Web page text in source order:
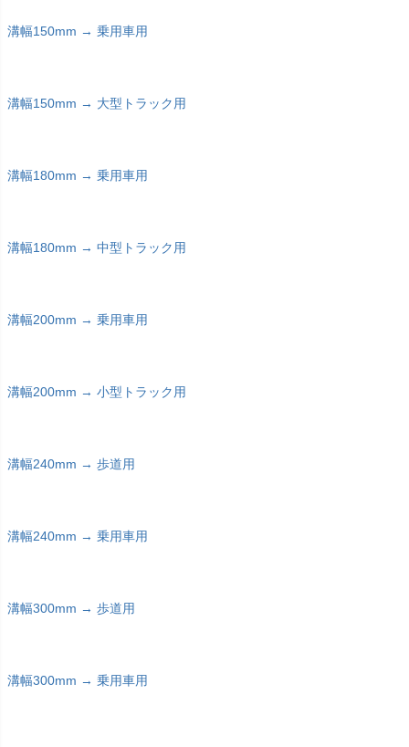
溝幅150mm → 乗用車用
溝幅150mm → 大型トラック用
溝幅180mm → 乗用車用
溝幅180mm → 中型トラック用
溝幅200mm → 乗用車用
溝幅200mm → 小型トラック用
溝幅240mm → 歩道用
溝幅240mm → 乗用車用
溝幅300mm → 歩道用
溝幅300mm → 乗用車用